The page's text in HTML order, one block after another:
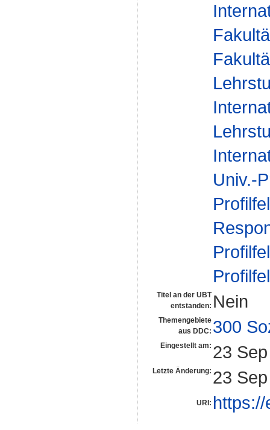
Univ.-
Titel an der UBT
entstanden: Nein
Themengebiete
aus DDC: 300
Eingestellt am: 23
Letzte Änderung: 23
URI: